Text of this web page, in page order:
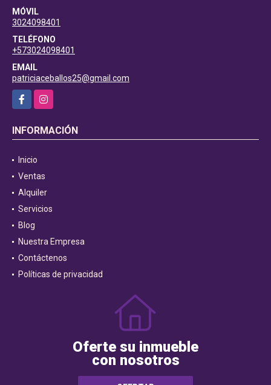
MÓVIL
3024098401
TELÉFONO
+573024098401
EMAIL
patriciaceballos25@gmail.com
FacebookInstagram
INFORMACIÓN
Inicio
Ventas
Alquiler
Servicios
Blog
Nuestra Empresa
Contáctenos
Políticas de privacidad
Oferte su inmueble
con nosotros